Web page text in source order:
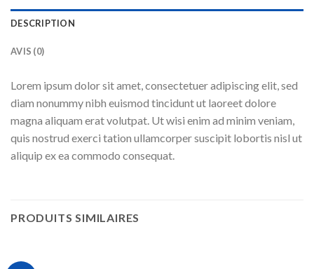
DESCRIPTION
AVIS (0)
Lorem ipsum dolor sit amet, consectetuer adipiscing elit, sed
diam nonummy nibh euismod tincidunt ut laoreet dolore
magna aliquam erat volutpat. Ut wisi enim ad minim veniam,
quis nostrud exerci tation ullamcorper suscipit lobortis nisl ut
aliquip ex ea commodo consequat.
PRODUITS SIMILAIRES